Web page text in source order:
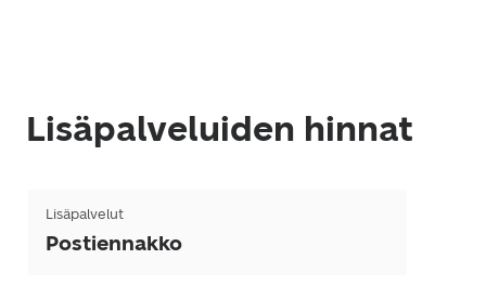
Lisäpalveluiden hinnat
Lisäpalvelut
Postiennakko